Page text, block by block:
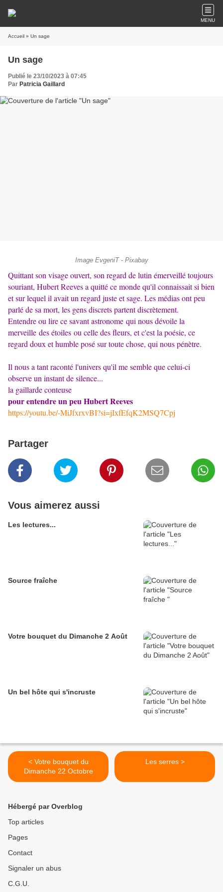
MENU
Accueil » Un sage
Un sage
Publié le 23/10/2023 à 07:45
Par Patricia Gaillard
Image EvgeniT - Pixabay
Quittant son visage ouvert, son regard de lutin émerveillé toujours
souriant, Hubert Reeves a quitté ce monde qu'il connaissait si bien
et sur lequel il avait un regard juste et sage. Les médias ont peu
parlé de sa mort, les gens discrets partent discrètement.
Entendre ou lire ce savant astronome qui nous dévoile la
merveille des étoiles ou celle des fleurs, et c'est la poésie, ce
regard doux et humble posé sur toute chose, qui nous pénètre.
Il nous a tant raconté l'univers qu'il me semble que celui-ci
observe un instant de silence...
la gaillarde conteuse
pour entendre un peu Hubert Reeves
https://youtu.be/-MiJfxrxvBI?si=jIxfEfqK2MSQ7Cpj
Partager
Vous aimerez aussi
Les lectures...
Source fraîche
Votre bouquet du Dimanche 2 Août
Un bel hôte qui s'incruste
< Votre bouquet du
Dimanche 22 Octobre
Les serres >
Hébergé par Overblog
Top articles
Pages
Contact
Signaler un abus
C.G.U.